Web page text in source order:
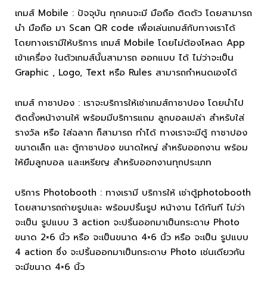
เกมส์ Mobile : ปัจจุบัน ทุกคนจะมี มือถือ ติดตัว โดยสามารถ
นำ มือถือ มา Scan QR code เพื่อเล่นเกมส์กับทางเราได้
โดยทางเรามีให้บริการ เกมส์ Mobile โดยไม่ต้องโหลด App
เข้าเครื่อง ในตัวเกมส์นั้นสามารถ ออกแบบ ได้ ไม่ว่าจะเป็น
Graphic , Logo, Text หรือ Rules สามารถกำหนดเองได้
เกมส์ กาชาปอง : เราจะบริการให้เช่าเกมส์กาชาปอง โดยนำไป
ติดตั้งหน้างานให้ พร้อมมีบริการแถม ลูกบอลเปล่า สำหรับใส่
รางวัล หรือ ใส่ฉลาก ก็สามารถ ทำได้ ทางเราจะมีตู้ กาชาปอง
ขนาดเล็ก และ ตู้กาชาปอง ขนาดใหญ่ สำหรับออกงาน พร้อม
ให้ยืมลูกบอล และเหรียญ สำหรับออกงานทุกประเภท
บริการ Photobooth : ทางเรามี บริการให้ เช่าตู้photobooth
โดยสามารถถ่ายรูปและ พร้อมปริ้นรูป หน้างาน ได้ทันที ไม่ว่า
จะเป็น รูปแบบ 3 action จะปริ้นออกมาเป็นกระดาษ Photo
ขนาด 2×6 นิ้ว หรือ จะเป็นขนาด 4×6 นิ้ว หรือ จะเป็น รูปแบบ
4 action ซึ่ง จะปริ้นออกมาเป็นกระดาษ Photo เช่นเดียวกัน
จะมีขนาด 4×6 นิ้ว